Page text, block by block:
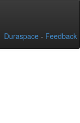
Duraspace - Feedback